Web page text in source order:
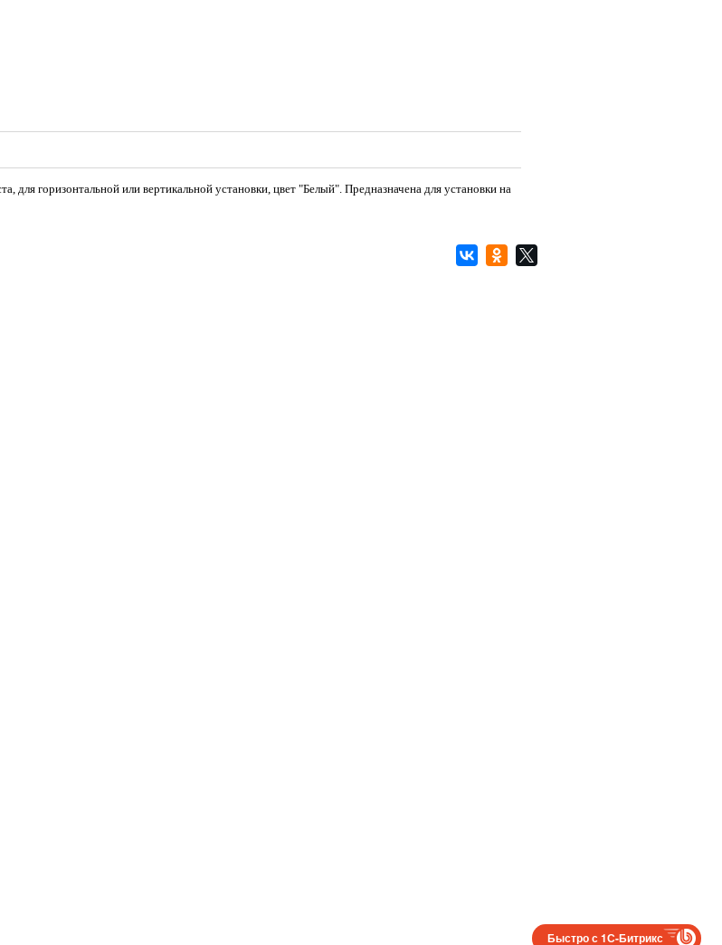
для горизонтальной или вертикальной установки, цвет "Белый". Предназначена для установки на
Быстро с 1С-Битрикс